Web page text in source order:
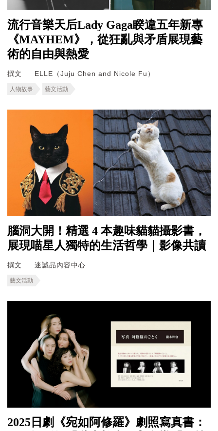
流行音樂天后Lady Gaga睽違五年新專
《MAYHEM》，從狂亂與矛盾展現藝
術的自由與熱愛
撰文 ELLE（Juju Chen and Nicole Fu）
人物故事 藝文活動
腦洞大開！精選 4 本趣味貓貓攝影書，
展現喵星人獨特的生活哲學｜影像共讀
撰文 迷誠品內容中心
藝文活動
2025日劇《宛如阿修羅》劇照寫真書：